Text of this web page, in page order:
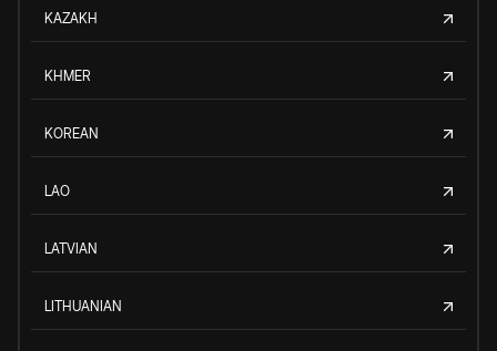
KAZAKH
KHMER
KOREAN
LAO
LATVIAN
LITHUANIAN